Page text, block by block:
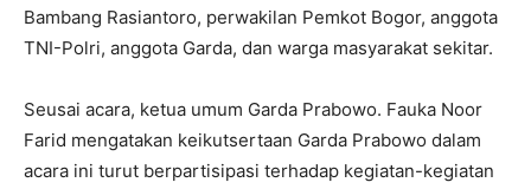
Bambang Rasiantoro, perwakilan Pemkot Bogor, anggota
TNI-Polri, anggota Garda, dan warga masyarakat sekitar.
Seusai acara, ketua umum Garda Prabowo. Fauka Noor
Farid mengatakan keikutsertaan Garda Prabowo dalam
acara ini turut berpartisipasi terhadap kegiatan-kegiatan